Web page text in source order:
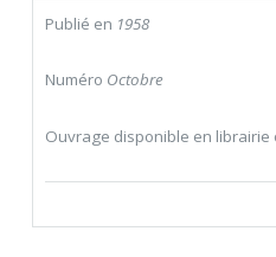
Publié en 1958
Numéro Octobre
Ouvrage disponible en librairie